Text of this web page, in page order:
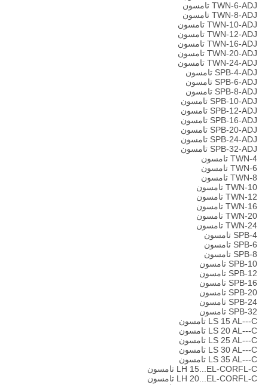
TWN-6-ADJ تامسون
TWN-8-ADJ تامسون
TWN-10-ADJ تامسون
TWN-12-ADJ تامسون
TWN-16-ADJ تامسون
TWN-20-ADJ تامسون
TWN-24-ADJ تامسون
SPB-4-ADJ تامسون
SPB-6-ADJ تامسون
SPB-8-ADJ تامسون
SPB-10-ADJ تامسون
SPB-12-ADJ تامسون
SPB-16-ADJ تامسون
SPB-20-ADJ تامسون
SPB-24-ADJ تامسون
SPB-32-ADJ تامسون
TWN-4 تامسون
TWN-6 تامسون
TWN-8 تامسون
TWN-10 تامسون
TWN-12 تامسون
TWN-16 تامسون
TWN-20 تامسون
TWN-24 تامسون
SPB-4 تامسون
SPB-6 تامسون
SPB-8 تامسون
SPB-10 تامسون
SPB-12 تامسون
SPB-16 تامسون
SPB-20 تامسون
SPB-24 تامسون
SPB-32 تامسون
LS 15 AL---C تامسون
LS 20 AL---C تامسون
LS 25 AL---C تامسون
LS 30 AL---C تامسون
LS 35 AL---C تامسون
LH 15...EL-CORFL-C تامسون
LH 20...EL-CORFL-C تامسون